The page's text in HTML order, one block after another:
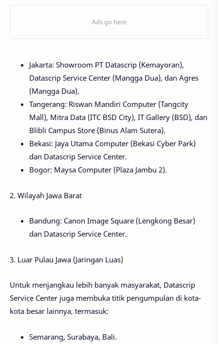
Jakarta: Showroom PT Datascrip (Kemayoran),
Datascrip Service Center (Mangga Dua), dan Agres
(Mangga Dua).
Tangerang: Riswan Mandiri Computer (Tangcity
Mall), Mitra Data (ITC BSD City), IT Gallery (BSD), dan
Blibli Campus Store (Binus Alam Sutera).
Bekasi: Jaya Utama Computer (Bekasi Cyber Park)
dan Datascrip Service Center.
Bogor: Maysa Computer (Plaza Jambu 2).
2. Wilayah Jawa Barat
Bandung: Canon Image Square (Lengkong Besar)
dan Datascrip Service Center.
3. Luar Pulau Jawa (Jaringan Luas)
Untuk menjangkau lebih banyak masyarakat, Datascrip
Service Center juga membuka titik pengumpulan di kota-
kota besar lainnya, termasuk:
Semarang, Surabaya, Bali.